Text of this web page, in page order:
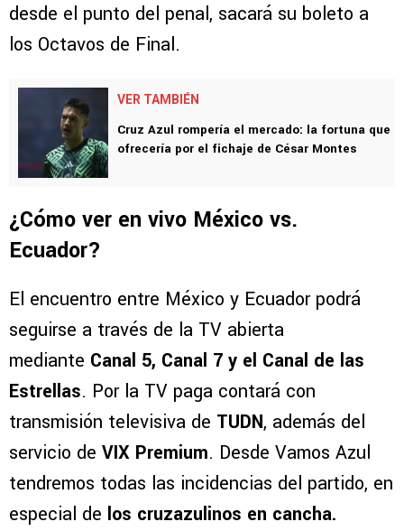
desde el punto del penal, sacará su boleto a
los Octavos de Final.
VER TAMBIÉN
Cruz Azul rompería el mercado: la fortuna que
ofrecería por el fichaje de César Montes
¿Cómo ver en vivo México vs.
Ecuador?
El encuentro entre México y Ecuador podrá
seguirse a través de la TV abierta
mediante Canal 5, Canal 7 y el Canal de las
Estrellas. Por la TV paga contará con
transmisión televisiva de TUDN, además del
servicio de VIX Premium. Desde Vamos Azul
tendremos todas las incidencias del partido, en
especial de los cruzazulinos en cancha.